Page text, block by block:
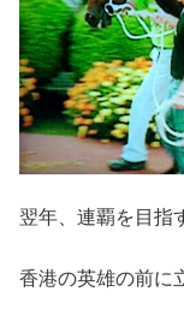
翌年、連覇を目指
香港の英雄の前に